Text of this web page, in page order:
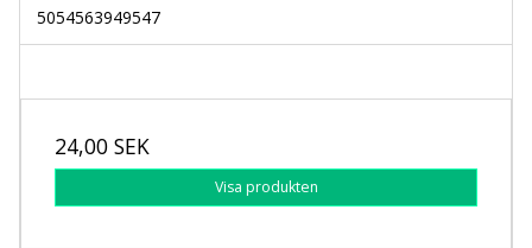
5054563949547
24,00 SEK
Visa produkten